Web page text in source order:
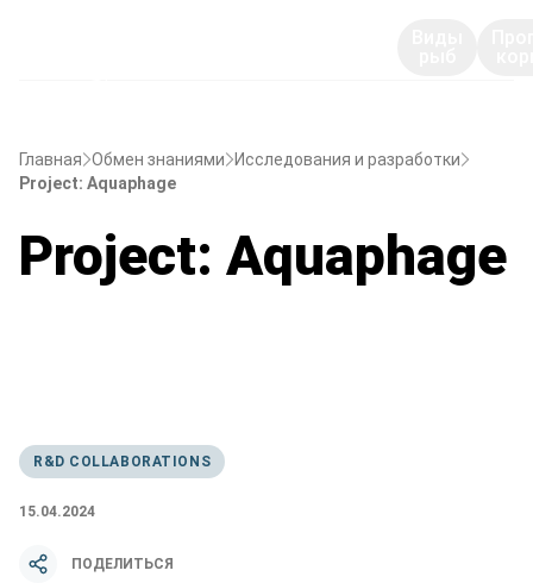
Главная Обмен знаниями
Исследования и разработки
Project: Aquaphage
R&D COLLABORATIONS
15.04.2024
ПОДЕЛИТЬСЯ
Project: Aquaphage